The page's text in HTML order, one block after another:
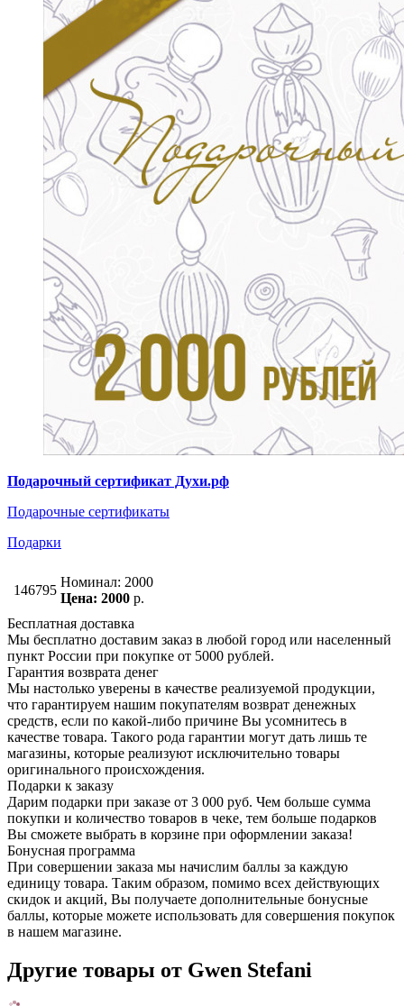
Подарочный сертификат Духи.рф
Подарочные сертификаты
Подарки
146795
Номинал: 2000
Цена: 2000 р.
Бесплатная доставка
Мы бесплатно доставим заказ в любой город или населенный
пункт России при покупке от 5000 рублей.
Гарантия возврата денег
Мы настолько уверены в качестве реализуемой продукции,
что гарантируем нашим покупателям возврат денежных
средств, если по какой-либо причине Вы усомнитесь в
качестве товара. Такого рода гарантии могут дать лишь те
магазины, которые реализуют исключительно товары
оригинального происхождения.
Подарки к заказу
Дарим подарки при заказе от 3 000 руб. Чем больше сумма
покупки и количество товаров в чеке, тем больше подарков
Вы сможете выбрать в корзине при оформлении заказа!
Бонусная программа
При совершении заказа мы начислим баллы за каждую
единицу товара. Таким образом, помимо всех действующих
скидок и акций, Вы получаете дополнительные бонусные
баллы, которые можете использовать для совершения покупок
в нашем магазине.
Другие товары от Gwen Stefani